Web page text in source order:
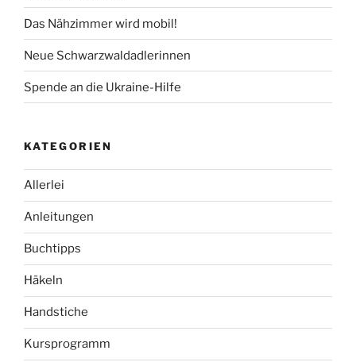
Das Nähzimmer wird mobil!
Neue Schwarzwaldadlerinnen
Spende an die Ukraine-Hilfe
KATEGORIEN
Allerlei
Anleitungen
Buchtipps
Häkeln
Handstiche
Kursprogramm